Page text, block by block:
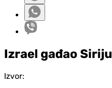
Izrael gađao Siriju
Izvor: